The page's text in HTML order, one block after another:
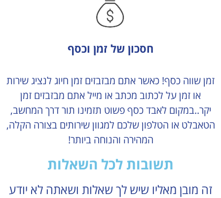
חסכון של זמן וכסף
זמן שווה כסף! כאשר אתם מבזבזים זמן חיוג לנציג שירות
או זמן על לכתוב מכתב או מייל אתם מבזבזים זמן
יקר..במקום לאבד כסף פשוט תזמינו תור דרך המחשב,
הטאבלט או הטלפון שלכם למגוון שירותים בצורה הקלה,
המהירה והנוחה ביותר!
תשובות לכל השאלות
זה מובן מאליו שיש לך שאלות ושאתה לא יודע